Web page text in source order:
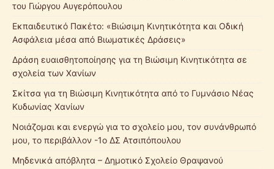
του Γιώργου Αυγερόπουλου
Εκπαιδευτικό Πακέτο: «Βιώσιμη Κινητικότητα και Οδική
Ασφάλεια μέσα από Βιωματικές Δράσεις»
Δράση ευαισθητοποίησης για τη Βιώσιμη Κινητικότητα σε
σχολεία των Χανίων
Σκίτσα για τη Βιώσιμη Κινητικότητα από το Γυμνάσιο Νέας
Κυδωνίας Χανίων
Νοιάζομαι και ενεργώ για το σχολείο μου, τον συνάνθρωπό
μου, το περιβάλλον -1ο ΔΣ Ατσιπόπουλου
Μηδενικά απόβλητα – Δημοτικό Σχολείο Θραψανού